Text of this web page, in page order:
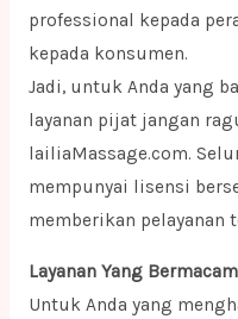
professional kepada
kepada konsumen.
Jadi, untuk Anda yang
layanan pijat jangan
lailiaMassage.com.
mempunyai lisensi
memberikan pelayanan
Layanan Yang Bermacam
Untuk Anda yang